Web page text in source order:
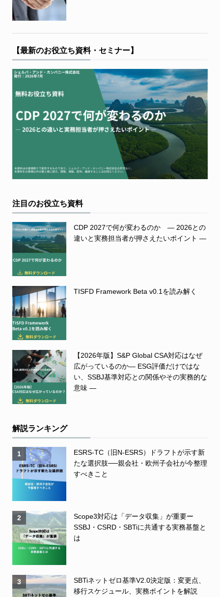
【最新のお役立ち資料・セミナー】
注目のお役立ち資料
CDP 2027で何が変わるのか ― 2026との
違いと実務担当者が押さえたいポイント ―
TISFD Framework Beta v0.1を読み解く
【2026年版】S&P Global CSA対応はなぜ
広がっているのか― ESG評価だけではな
い、SSBJ基準対応との関係やその実務的な
意味 ―
解説ランキング
1
ESRS-TC（旧N-ESRS）ドラフトが示す新
たな選択肢──親会社・欧州子会社が今整理
すべきこと
2
Scope3対応は「データ収集」が重要ー
SSBJ・CSRD・SBTiに共通する実務基盤と
は
3
SBTiネットゼロ基準V2.0決定版：変更点、
移行スケジュール、実務ポイントを解説